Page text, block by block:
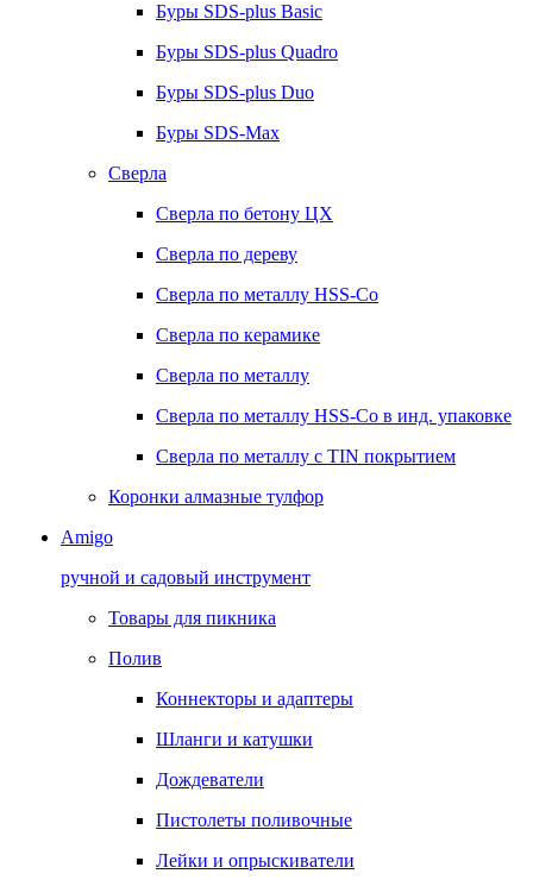
Буры SDS-plus Basic
Буры SDS-plus Quadro
Буры SDS-plus Duo
Буры SDS-Max
Сверла
Сверла по бетону ЦХ
Сверла по дереву
Сверла по металлу HSS-Co
Сверла по керамике
Сверла по металлу
Сверла по металлу HSS-Co в инд. упаковке
Сверла по металлу с TIN покрытием
Коронки алмазные тулфор
Amigo
ручной и садовый инструмент
Товары для пикника
Полив
Коннекторы и адаптеры
Шланги и катушки
Дождеватели
Пистолеты поливочные
Лейки и опрыскиватели